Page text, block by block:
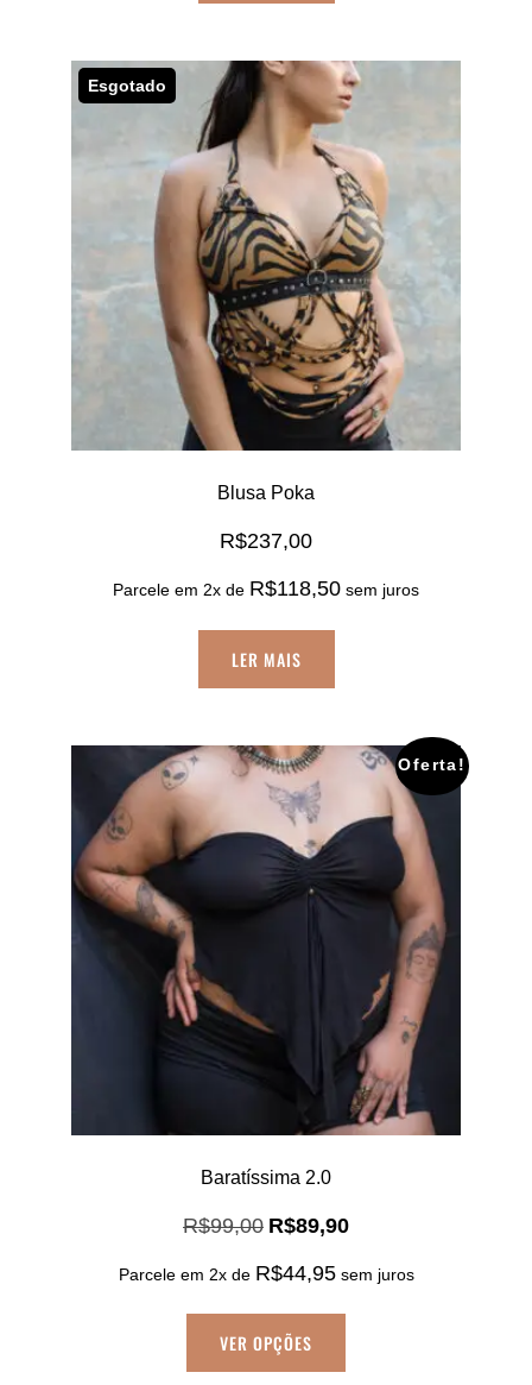
Esgotado
Blusa Poka
R$237,00
Parcele em 2x de R$118,50 sem juros
LER MAIS
Oferta!
Baratíssima 2.0
R$99,00 O
original
R$99,00.
R$89,90O
atual
Parcele em 2x de R$44,95 sem juros
VER OPÇÕES
Este
tem